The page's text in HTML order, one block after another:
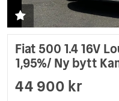
Fiat 500 1.4 16V
1,95%/ Ny bytt
44 900 kr